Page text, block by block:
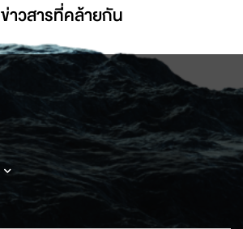
ข่าวสารที่่คล้ายกัน